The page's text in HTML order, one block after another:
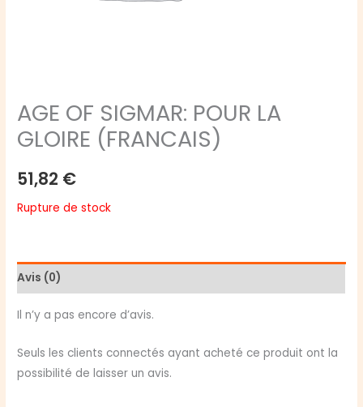
AGE OF SIGMAR: POUR LA
GLOIRE (FRANCAIS)
51,82 €
Rupture de stock
Avis (0)
Il n’y a pas encore d’avis.
Seuls les clients connectés ayant acheté ce produit ont la
possibilité de laisser un avis.